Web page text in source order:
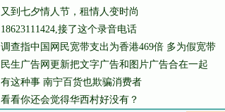
又到七夕情人节，租情人变时尚
18623111424,接了这个录音电话
调查指中国网民宽带支出为香港469倍 多为假宽带
民生广告网更新把文字广告和图片广告合在一起
有这种事 南宁百货也欺骗消费者
看看你还会觉得华西村好没有？